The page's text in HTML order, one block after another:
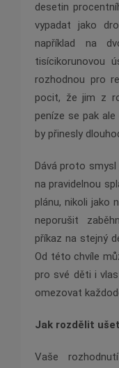
desetin
vypadat jako
například na
tisícikorunovou
rozhodnou pro
pocit, že jim z
peníze se pak
by přinesly
Dává proto
na pravidelnou
plánu, nikoli jako
neporušit
příkaz na stejný
Od této chvíle
pro své děti i
omezovat
Jak rozdělit
Vaše